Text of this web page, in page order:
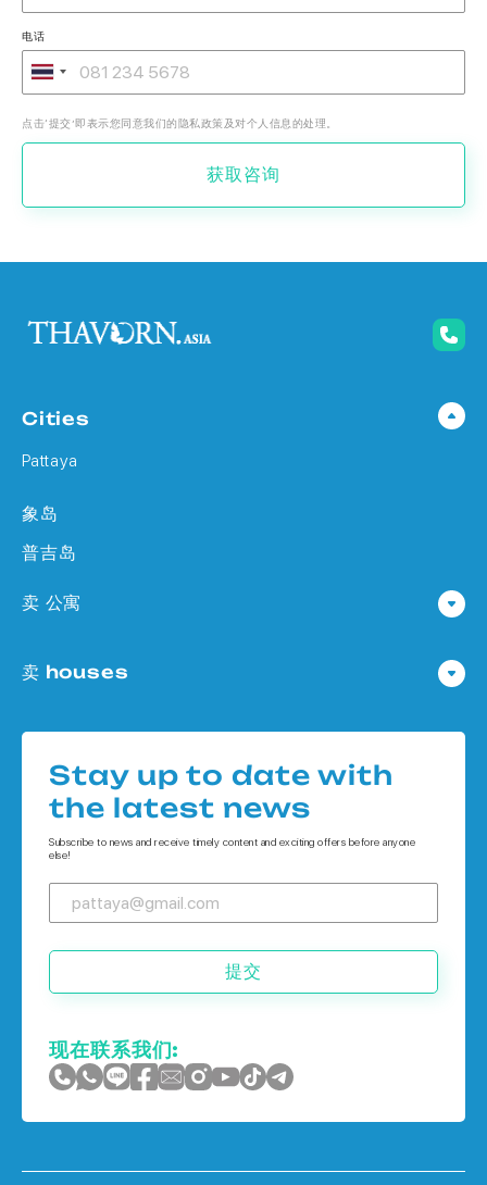
电话
点击‘提交’即表示您同意我们的隐私政策及对个人信息的处理。
获取咨询
Cities
Pattaya
象岛
普吉岛
卖 公寓
公寓 在
公寓 在 普吉岛
卖 houses
Houses 在 象岛
Stay up to date with
the latest news
Subscribe to news and receive timely content and exciting offers before anyone
else!
提交
现在联系我们: